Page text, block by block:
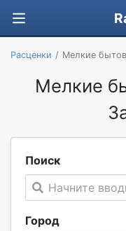
Расценки Мелкие
Мелкие
Поиск
Начните
Город